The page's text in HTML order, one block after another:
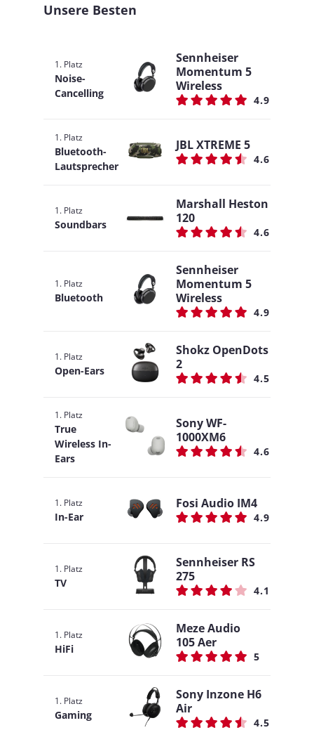
Unsere Besten
1. Platz
Noise-
Cancelling
Sennheiser
Momentum 5
Wireless
4.9
1. Platz
Bluetooth-
Lautsprecher
JBL XTREME 5
4.6
1. Platz
Soundbars
Marshall Heston
120
4.6
1. Platz
Bluetooth
Sennheiser
Momentum 5
Wireless
4.9
1. Platz
Open-Ears
Shokz OpenDots
2
4.5
1. Platz
True
Wireless In-
Ears
Sony WF-
1000XM6
4.6
1. Platz
In-Ear
Fosi Audio IM4
4.9
1. Platz
TV
Sennheiser RS
275
4.1
1. Platz
HiFi
Meze Audio
105 Aer
5
1. Platz
Gaming
Sony Inzone H6
Air
4.5